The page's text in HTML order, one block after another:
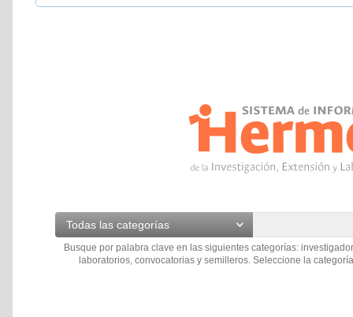
Todas las categorías
Busque por palabra clave en las siguientes categorías:
laboratorios, convocatorias y semilleros. Seleccione la